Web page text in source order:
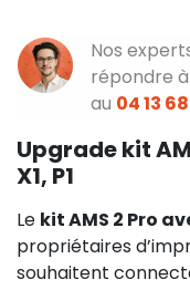
Nos
répondre
au 04 13
Upgrade kit
X1, P1
Le kit AMS 2 Pro
propriétaires
souhaitent